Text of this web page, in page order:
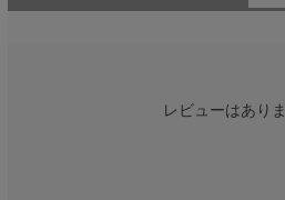
レビューはありま